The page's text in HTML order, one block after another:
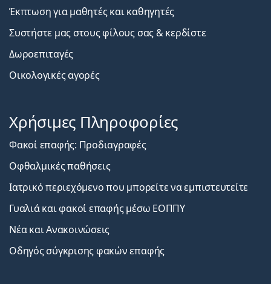
Έκπτωση για μαθητές και καθηγητές
Συστήστε μας στους φίλους σας & κερδίστε
Δωροεπιταγές
Οικολογικές αγορές
Χρήσιμες Πληροφορίες
Φακοί επαφής: Προδιαγραφές
Οφθαλμικές παθήσεις
Ιατρικό περιεχόμενο που μπορείτε να εμπιστευτείτε
Γυαλιά και φακοί επαφής μέσω ΕΟΠΠΥ
Νέα και Ανακοινώσεις
Οδηγός σύγκρισης φακών επαφής